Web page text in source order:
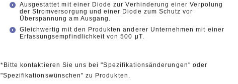
Ausgestattet mit einer Diode zur Verhinderung einer Verpolung
der Stromversorgung und einer Diode zum Schutz vor
Überspannung am Ausgang.
Gleichwertig mit den Produkten anderer Unternehmen mit einer
Erfassungsempfindlichkeit von 500 μT.
*Bitte kontaktieren Sie uns bei "Spezifikationsänderungen" oder
"Spezifikationswünschen" zu Produkten.